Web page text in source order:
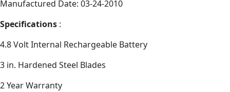
Manufactured Date: 03-24-2010
Specifications :
4.8 Volt Internal Rechargeable Battery
3 in. Hardened Steel Blades
2 Year Warranty